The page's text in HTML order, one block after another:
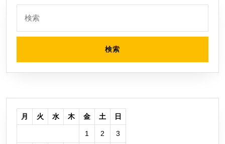
索:
月 火 水 木 金 土 日
1 2 3